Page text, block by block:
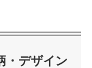
・デザイン